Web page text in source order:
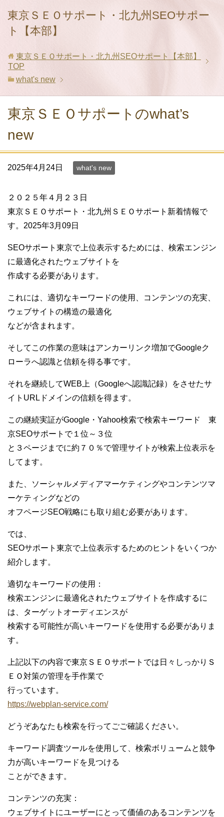
東京ＳＥＯサポート・北九州SEOサポー
ト【本部】
東京ＳＥＯサポート・北九州SEOサポート【本部】
TOP
what's new
東京ＳＥＯサポートのwhat’s
new
2025年4月24日 what's new
２０２５年４月２３日
東京ＳＥＯサポート・北九州ＳＥＯサポート新着情報で
す。2025年3月09日
SEOサポート東京で上位表示するためには、検索エンジン
に最適化されたウェブサイトを
作成する必要があります。
これには、適切なキーワードの使用、コンテンツの充実、
ウェブサイトの構造の最適化
などが含まれます。
そしてこの作業の意味はアンカーリンク増加でGoogleク
ローラへ認識と信頼を得る事です。
それを継続してWEB上（Googleへ認識記録）をさせたサ
イトURLドメインの信頼を得ます。
この継続実証がGoogle・Yahoo検索で検索キーワード 東
京SEOサポートで１位～３位
と３ページまでに約７０％で管理サイトが検索上位表示を
してます。
また、ソーシャルメディアマーケティングやコンテンツマ
ーケティングなどの
オフページSEO戦略にも取り組む必要があります。
では、
SEOサポート東京で上位表示するためのヒントをいくつか
紹介します。
適切なキーワードの使用：
検索エンジンに最適化されたウェブサイトを作成するに
は、ターゲットオーディエンスが
検索する可能性が高いキーワードを使用する必要がありま
す。
上記以下の内容で東京ＳＥＯサポートでは日々しっかりＳ
ＥＯ対策の管理を手作業で
行っています。
https://webplan-service.com/
どうぞあなたも検索を行ってごご確認ください。
キーワード調査ツールを使用して、検索ボリュームと競争
力が高いキーワードを見つける
ことができます。
コンテンツの充実：
ウェブサイトにユーザーにとって価値のあるコンテンツを